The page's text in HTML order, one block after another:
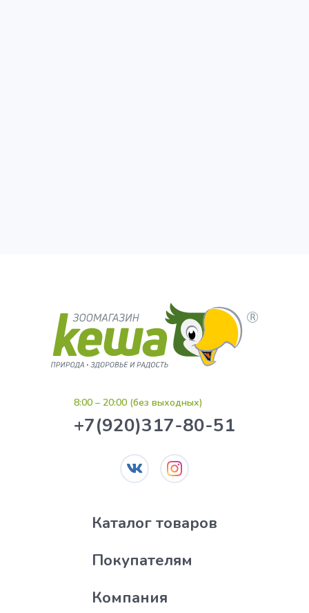
8:00 – 20:00 (без выходных)
+7(920)317-80-51
Каталог товаров
Покупателям
Компания